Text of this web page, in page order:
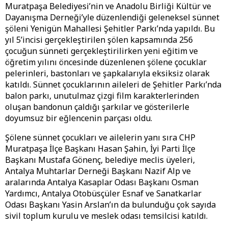
Muratpaşa Belediyesi’nin ve Anadolu Birliği Kültür ve
Dayanışma Derneği’yle düzenlendiği geleneksel sünnet
şöleni Yenigün Mahallesi Şehitler Parkı’nda yapıldı. Bu
yıl 5’incisi gerçekleştirilen şölen kapsamında 256
çocuğun sünneti gerçekleştirilirken yeni eğitim ve
öğretim yılını öncesinde düzenlenen şölene çocuklar
pelerinleri, bastonları ve şapkalarıyla eksiksiz olarak
katıldı. Sünnet çocuklarının aileleri de Şehitler Parkı’nda
balon parkı, unutulmaz çizgi film karakterlerinden
oluşan bandonun çaldığı şarkılar ve gösterilerle
doyumsuz bir eğlencenin parçası oldu.
Şölene sünnet çocukları ve ailelerin yanı sıra CHP
Muratpaşa İlçe Başkanı Hasan Şahin, İyi Parti İlçe
Başkanı Mustafa Gönenç, belediye meclis üyeleri,
Antalya Muhtarlar Derneği Başkanı Nazif Alp ve
aralarında Antalya Kasaplar Odası Başkanı Osman
Yardımcı, Antalya Otobüsçüler Esnaf ve Sanatkarlar
Odası Başkanı Yasin Arslan’ın da bulunduğu çok sayıda
sivil toplum kurulu ve meslek odası temsilcisi katıldı.